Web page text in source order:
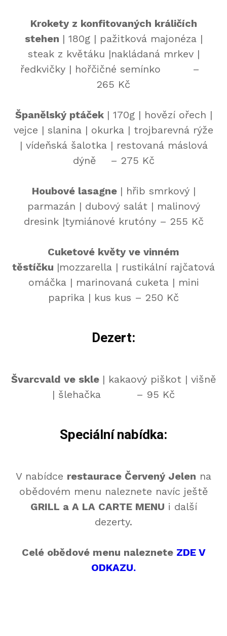
Krokety z konfitovaných králičích
stehen | 180g | pažitková majonéza |
steak z květáku |nakládaná mrkev |
ředkvičky | hořčičné semínko –
265 Kč
Španělský ptáček | 170g | hovězí ořech |
vejce | slanina | okurka | trojbarevná rýže
| vídeňská šalotka | restovaná máslová
dýně – 275 Kč
Houbové lasagne | hřib smrkový |
parmazán | dubový salát | malinový
dresink |tymiánové krutóny – 255 Kč
Cuketové květy ve vinném
těstíčku |mozzarella | rustikální rajčatová
omáčka | marinovaná cuketa | mini
paprika | kus kus – 250 Kč
Dezert:
Švarcvald ve skle | kakaový piškot | višně
| šlehačka – 95 Kč
Speciální nabídka:
V nabídce restaurace Červený Jelen na
obědovém menu naleznete navíc ještě
GRILL a A LA CARTE MENU i další
dezerty.
Celé obědové menu naleznete ZDE V
ODKAZU.